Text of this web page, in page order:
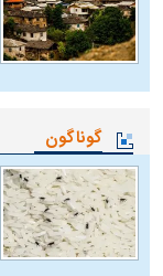
گوناگون